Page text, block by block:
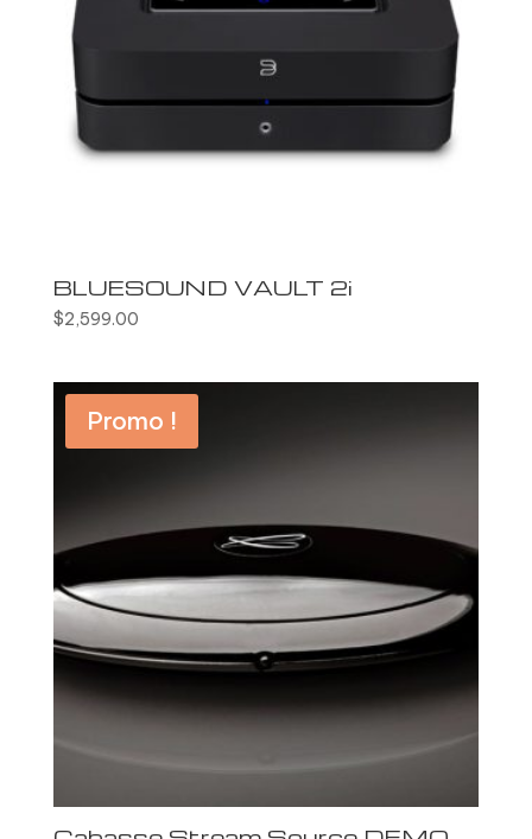
BLUESOUND VAULT 2i
$2,599.00
Promo !